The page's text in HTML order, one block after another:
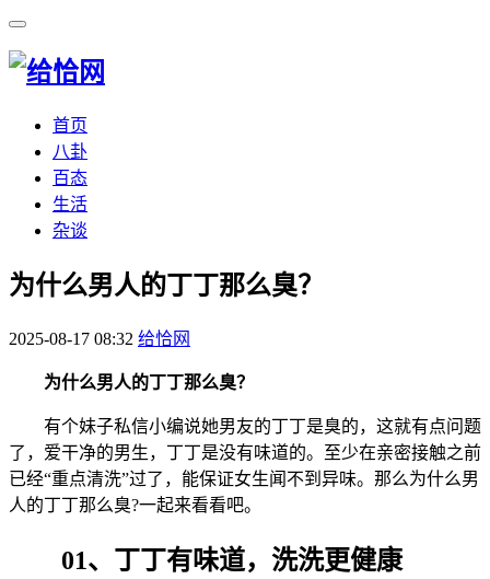
首页
八卦
百态
生活
杂谈
​为什么男人的丁丁那么臭？
2025-08-17 08:32 给恰网
为什么男人的丁丁那么臭？
有个妹子私信小编说她男友的丁丁是臭的，这就有点问题
了，爱干净的男生，丁丁是没有味道的。至少在亲密接触之前
已经“重点清洗”过了，能保证女生闻不到异味。那么为什么男
人的丁丁那么臭?一起来看看吧。
01、丁丁有味道，洗洗更健康